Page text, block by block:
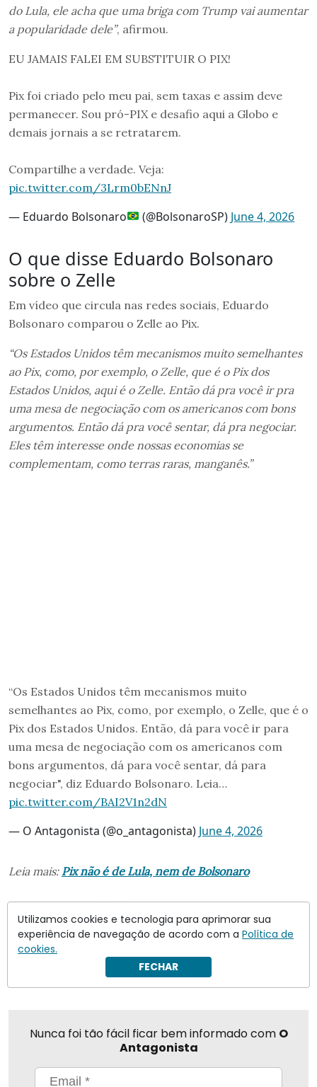
do Lula, ele acha que uma briga com Trump vai aumentar
a popularidade dele”, afirmou.
EU JAMAIS FALEI EM SUBSTITUIR O PIX!
Pix foi criado pelo meu pai, sem taxas e assim deve
permanecer. Sou pró-PIX e desafio aqui a Globo e
demais jornais a se retratarem.
Compartilhe a verdade. Veja:
pic.twitter.com/3Lrm0bENnJ
— Eduardo Bolsonaro (@BolsonaroSP) June 4, 2026
O que disse Eduardo Bolsonaro
sobre o Zelle
Em vídeo que circula nas redes sociais, Eduardo
Bolsonaro comparou o Zelle ao Pix.
“Os Estados Unidos têm mecanismos muito semelhantes
ao Pix, como, por exemplo, o Zelle, que é o Pix dos
Estados Unidos, aqui é o Zelle. Então dá pra você ir pra
uma mesa de negociação com os americanos com bons
argumentos. Então dá pra você sentar, dá pra negociar.
Eles têm interesse onde nossas economias se
complementam, como terras raras, manganês.”
“Os Estados Unidos têm mecanismos muito
semelhantes ao Pix, como, por exemplo, o Zelle, que é o
Pix dos Estados Unidos. Então, dá para você ir para
uma mesa de negociação com os americanos com
bons argumentos, dá para você sentar, dá para
negociar", diz Eduardo Bolsonaro. Leia…
pic.twitter.com/BAI2V1n2dN
— O Antagonista (@o_antagonista) June 4, 2026
Leia mais: Pix não é de Lula, nem de Bolsonaro
Compartilhar
Nunca foi tão fácil ficar bem informado com O
Antagonista
Utilizamos cookies e tecnologia para aprimorar sua
experiência de navegação de acordo com a Política de
cookies.
FECHAR